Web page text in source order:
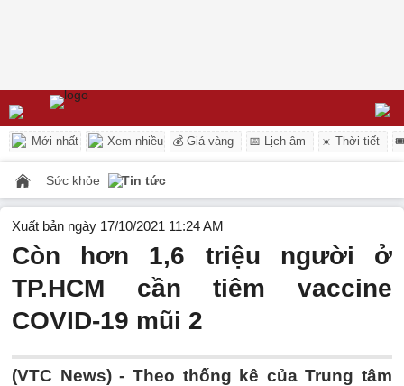
Mới nhất Xem nhiều 💰 Giá vàng 📅 Lịch âm ☀️ Thời tiết
Sức khỏe Tin tức
Xuất bản ngày 17/10/2021 11:24 AM
Còn hơn 1,6 triệu người ở
TP.HCM cần tiêm vaccine
COVID-19 mũi 2
(VTC News) - Theo thống kê của Trung tâm